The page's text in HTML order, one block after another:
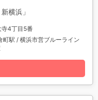
横浜」
4丁目5番
駅 / 横浜市営ブルーライン